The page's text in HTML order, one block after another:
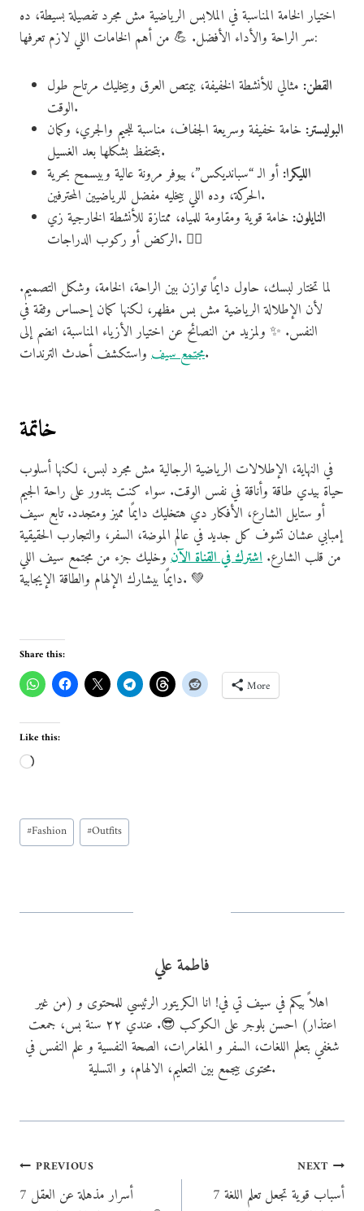
اختيار الخامة المناسبة في الملابس الرياضية مش مجرد تفصيلة بسيطة، ده
سر الراحة والأداء الأفضل. 💪 من أهم الخامات اللي لازم تعرفها:
القطن: مثالي للأنشطة الخفيفة، بيمتص العرق وبيخليك مرتاح طول
الوقت.
البوليستر: خامة خفيفة وسريعة الجفاف، مناسبة للجيم والجري، وكمان
بتحتفظ بشكلها بعد الغسيل.
الليكرا: أو الـ “سبانديكس”، بيوفر مرونة عالية وبيسمح بحرية
الحركة، وده اللي بيخليه مفضل للرياضيين المحترفين.
النايلون: خامة قوية ومقاومة للمياه، ممتازة للأنشطة الخارجية زي
الركض أو ركوب الدراجات. 🚴‍♂️
لما تختار لبسك، حاول دايمًا توازن بين الراحة، الخامة، وشكل التصميم.
لأن الإطلالة الرياضية مش بس مظهر، لكنها كمان إحساس وثقة في
النفس. ✨ ولمزيد من النصائح عن اختيار الأزياء المناسبة، انضم إلى
مجتمع سيفواستكشف أحدث الترندات.
خاتمة
في النهاية، الإطلالات الرياضية الرجالية مش مجرد لبس، لكنها أسلوب
حياة بيدي طاقة وأناقة في نفس الوقت. سواء كنت بتدور على راحة الجيم
أو ستايل الشارع، الأفكار دي هتخليك دايمًا مميز ومتجدد. تابع سيف
إمبابي عشان تشوف كل جديد في عالم الموضة، السفر، والتجارب الحقيقية
من قلب الشارع. اشترك في القناة الآن وخليك جزء من مجتمع سيف اللي
دايمًا بيشارك الإلهام والطاقة الإيجابية. 💚
Share this:
More
Like this:
L
d
i
…
Post
Tags:
#Fashion #Outfits
فاطمة علي
اهلاً بيكم في سيف تي في! انا الكريتور الرئيسي للمحتوى و (من غير
اعتذار) احسن بلوجر على الكوكب 😎. عندي ٢٢ سنة بس، جمعت
شغفي بتعلم اللغات، السفر و المغامرات، الصحة النفسية و علم النفس في
محتوى بيجمع بين التعليم، الالهام، و التسلية.
Post
PREVIOUS
7 أسرار مذهلة عن العقل
NEXT
7 أسباب قوية تجعل تعلم اللغة